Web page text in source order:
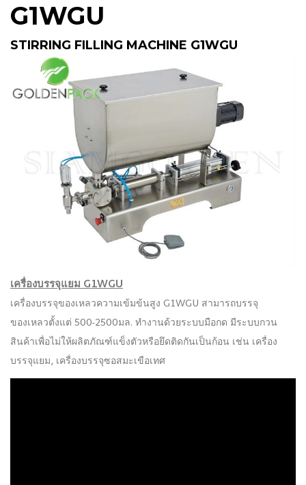
G1WGU
STIRRING FILLING MACHINE G1WGU
เครื่องบรรจุแยม G1WGU
เครื่องบรรจุของเหลวความเข้มข้นสูง G1WGU สามารถบรรจุ
ของเหลวตั้งแต่ 500-2500มล. ทำงานด้วยระบบมือกด มีระบบกวน
สินค้าเพื่อไม่ให้ผลิตภัณฑ์แข็งตัวหรือยึดติดกันเป็นก้อน เช่น เครื่อง
บรรจุแยม, เครื่องบรรจุซอสมะเขือเทศ